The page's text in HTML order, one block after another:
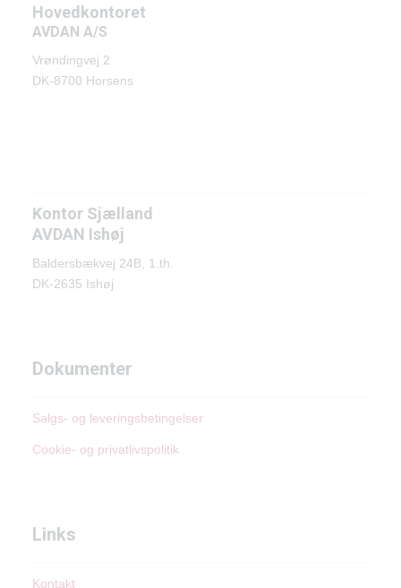
Hovedkontoret
AVDAN A/S
Vrøndingvej 2
DK-8700 Horsens
Kontor Sjælland
AVDAN Ishøj
Baldersbækvej 24B, 1.th.
DK-2635 Ishøj
Dokumenter
Salgs- og leveringsbetingelser
Cookie- og privatlivspolitik
Links
Kontakt